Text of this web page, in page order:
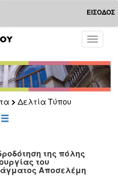
ΕΙΣΟΔΟΣ
Toggle
Δελτία Τύπου
της πόλης
του
Αποσελέμη